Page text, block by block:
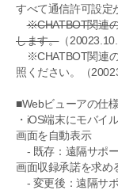
すべて通信許可設定
※CHATBOT関連
します。（
※CHATBOT関連
照ください。（
■Webビューアの仕
・iOS端末にモバイ
画面を自動表示
- 既存：遠隔サポ
画面収録承諾を求め
- 変更後：遠隔サ